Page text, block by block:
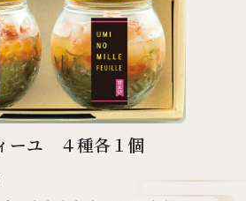
ーユ ４種各１個